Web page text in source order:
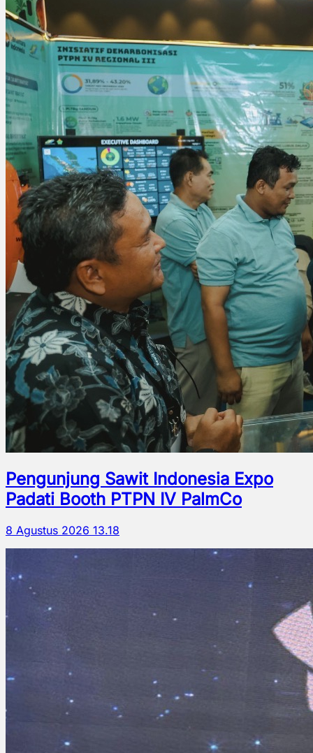
Pengunjung Sawit Indonesia Expo
Padati Booth PTPN IV PalmCo
8 Agustus 2026 13.18